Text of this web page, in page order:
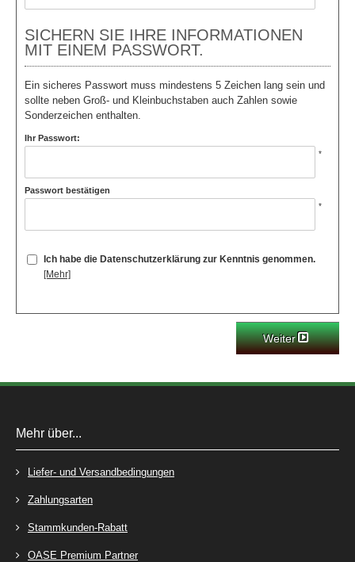
SICHERN SIE IHRE INFORMATIONEN
MIT EINEM PASSWORT.
Ein sicheres Passwort muss mindestens 5 Zeichen lang sein und
sollte neben Groß- und Kleinbuchstaben auch Zahlen sowie
Sonderzeichen enthalten.
Ihr Passwort:
*
Passwort bestätigen
*
Ich habe die Datenschutzerklärung zur Kenntnis genommen.
[Mehr]
Weiter
Mehr über...
Liefer- und Versandbedingungen
Zahlungsarten
Stammkunden-Rabatt
OASE Premium Partner